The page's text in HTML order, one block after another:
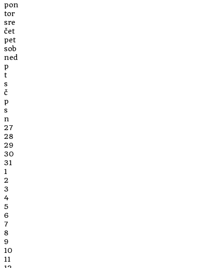
pon
tor
sre
čet
pet
sob
ned
p
t
s
č
p
s
n
27
28
29
30
31
1
2
3
4
5
6
7
8
9
10
11